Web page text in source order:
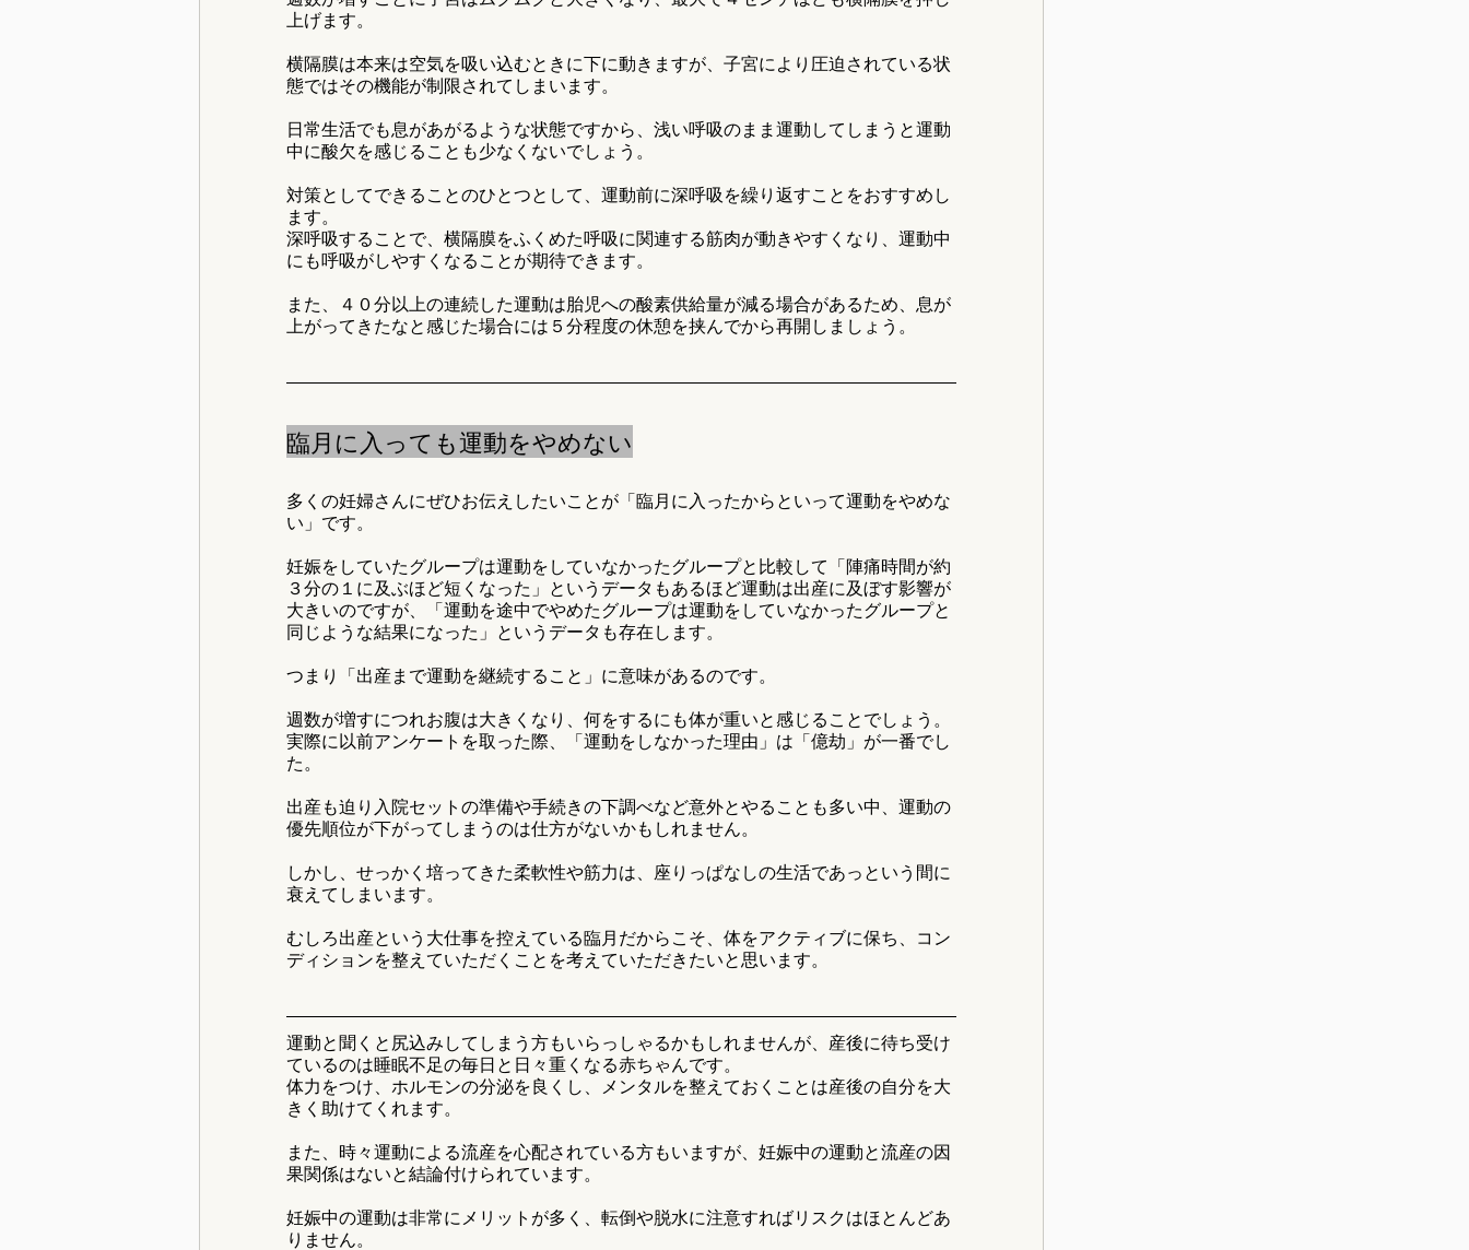
上げます。
横隔膜は本来は空気を吸い込むときに下に動きますが、子宮により圧迫されている状
態ではその機能が制限されてしまいます。
日常生活でも息があがるような状態ですから、浅い呼吸のまま運動してしまうと運動
中に酸欠を感じることも少なくないでしょう。
対策としてできることのひとつとして、運動前に深呼吸を繰り返すことをおすすめし
ます。
深呼吸することで、横隔膜をふくめた呼吸に関連する筋肉が動きやすくなり、運動中
にも呼吸がしやすくなることが期待できます。
また、４０分以上の連続した運動は胎児への酸素供給量が減る場合があるため、息が
上がってきたなと感じた場合には５分程度の休憩を挟んでから再開しましょう。
臨月に入っても運動をやめない
多くの妊婦さんにぜひお伝えしたいことが「臨月に入ったからといって運動をやめな
い」です。
妊娠をしていたグループは運動をしていなかったグループと比較して「陣痛時間が約
３分の１に及ぶほど短くなった」というデータもあるほど運動は出産に及ぼす影響が
大きいのですが、「運動を途中でやめたグループは運動をしていなかったグループと
同じような結果になった」というデータも存在します。
つまり「出産まで運動を継続すること」に意味があるのです。
週数が増すにつれお腹は大きくなり、何をするにも体が重いと感じることでしょう。
実際に以前アンケートを取った際、「運動をしなかった理由」は「億劫」が一番でし
た。
出産も迫り入院セットの準備や手続きの下調べなど意外とやることも多い中、運動の
優先順位が下がってしまうのは仕方がないかもしれません。
しかし、せっかく培ってきた柔軟性や筋力は、座りっぱなしの生活であっという間に
衰えてしまいます。
むしろ出産という大仕事を控えている臨月だからこそ、体をアクティブに保ち、コン
ディションを整えていただくことを考えていただきたいと思います。
運動と聞くと尻込みしてしまう方もいらっしゃるかもしれませんが、産後に待ち受け
ているのは睡眠不足の毎日と日々重くなる赤ちゃんです。
体力をつけ、ホルモンの分泌を良くし、メンタルを整えておくことは産後の自分を大
きく助けてくれます。
また、時々運動による流産を心配されている方もいますが、妊娠中の運動と流産の因
果関係はないと結論付けられています。
妊娠中の運動は非常にメリットが多く、転倒や脱水に注意すればリスクはほとんどあ
りません。